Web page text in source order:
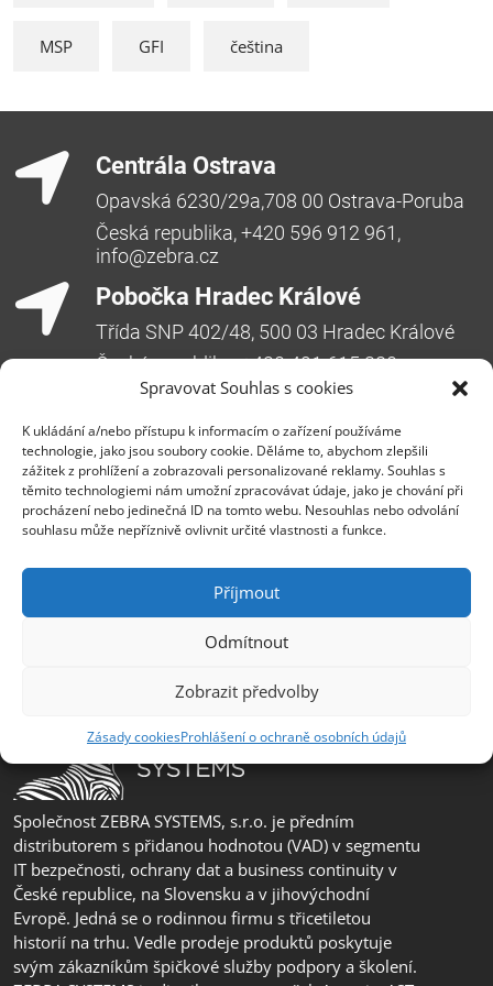
Spravovat Souhlas s cookies
K ukládání a/nebo přístupu k informacím o zařízení používáme
technologie, jako jsou soubory cookie. Děláme to, abychom zlepšili
zážitek z prohlížení a zobrazovali personalizované reklamy. Souhlas s
těmito technologiemi nám umožní zpracovávat údaje, jako je chování při
procházení nebo jedinečná ID na tomto webu. Nesouhlas nebo odvolání
souhlasu může nepříznivě ovlivnit určité vlastnosti a funkce.
Příjmout
Odmítnout
Zobrazit předvolby
Zásady cookiesProhlášení o ochraně osobních údajů
MSP GFI čeština
Centrála Ostrava
Opavská 6230/29a,708 00 Ostrava-Poruba
Česká republika, +420 596 912 961,
info@zebra.cz
Pobočka Hradec Králové
Třída SNP 402/48, 500 03 Hradec Králové
Česká republika, +420 491 615 380,
pobockaHK@zebra.cz
Pobočka Slovensko
+421 917 554 499
erik.leo@zebra.cz
Pobočka Adriatic
+385 99 3241 770 (HR) +381 61 6231 777
Společnost ZEBRA SYSTEMS, s.r.o. je předním
distributorem s přidanou hodnotou (VAD) v segmentu
IT bezpečnosti, ochrany dat a business continuity v
České republice, na Slovensku a v jihovýchodní
Evropě. Jedná se o rodinnou firmu s třicetiletou
historií na trhu. Vedle prodeje produktů poskytuje
svým zákazníkům špičkové služby podpory a školení.